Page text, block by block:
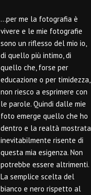
…per me la fotografia è
vivere e le mie fotografie
sono un riflesso del mio io,
di quello più intimo, di
quello che, forse per
educazione o per timidezza,
non riesco a esprimere con
le parole. Quindi dalle mie
foto emerge quello che ho
dentro e la realtà mostrata
inevitabilmente risente di
questa mia esigenza. Non
potrebbe essere altrimenti.
La semplice scelta del
bianco e nero rispetto al